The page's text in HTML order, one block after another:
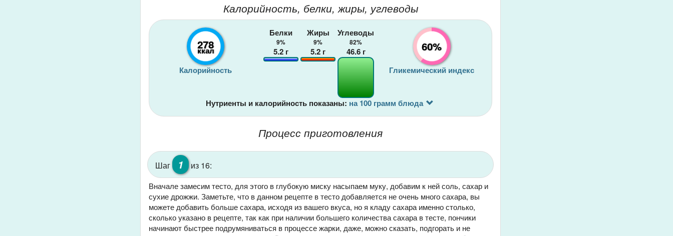
Калорийность, белки, жиры, углеводы
278
ккал
Калорийность
Белки
9%
5.2 г
Жиры
9%
5.2 г
Углеводы
82%
46.6г 60%
Гликемический индекс
Нутриенты и калорийность показаны: на 100 грамм блюда
Процесс приготовления
Шаг 1 из 16:
Вначале замесим тесто, для этого в глубокую миску насыпаем муку, добавим к ней соль, сахар и
сухие дрожжи. Заметьте, что в данном рецепте в тесто добавляется не очень много сахара, вы
можете добавить больше сахара, исходя из вашего вкуса, но я кладу сахара именно столько,
сколько указано в рецепте, так как при наличии большего количества сахара в тесте, пончики
начинают быстрее подрумяниваться в процессе жарки, даже, можно сказать, подгорать и не